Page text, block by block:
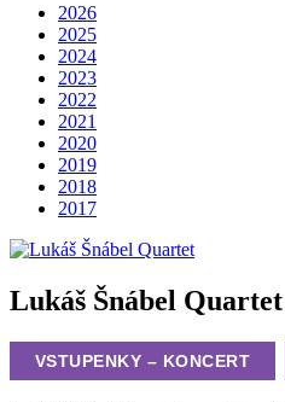
2026
2025
2024
2023
2022
2021
2020
2019
2018
2017
Lukáš Šnábel Quartet
VSTUPENKY – KONCERT